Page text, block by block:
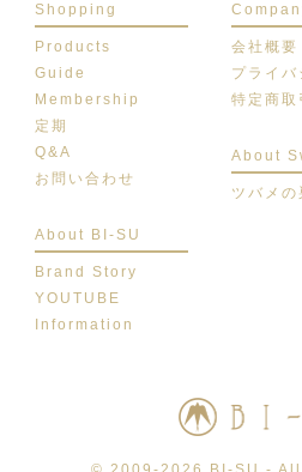
Shopping
Products
Guide
Membership
定期
Q&A
お問い合わせ
About BI-SU
Brand Story
YOUTUBE
Information
会社概要
プライバ
特定商取
About
ツバメの